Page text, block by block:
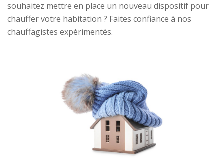
souhaitez mettre en place un nouveau dispositif pour
chauffer votre habitation ? Faites confiance à nos
chauffagistes expérimentés.